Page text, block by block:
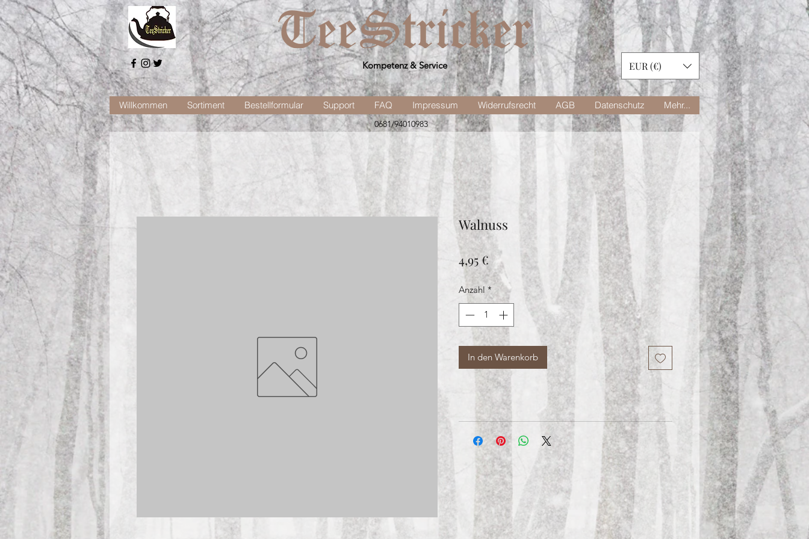
Kompetenz & Service EUR (€)
Willkommen Sortiment Bestellformular Support FAQ Impressum Widerrufsrecht AGB Datenschutz Mehr...
0681/94010983
Walnuss
4,95 €Preis
Anzahl *
In den Warenkorb